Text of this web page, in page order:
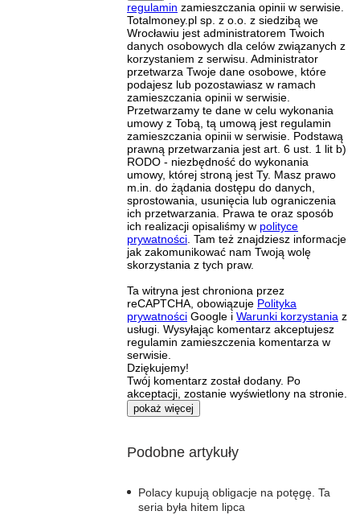
regulamin zamieszczania opinii w serwisie.
Totalmoney.pl sp. z o.o. z siedzibą we
Wrocławiu jest administratorem Twoich
danych osobowych dla celów związanych z
korzystaniem z serwisu. Administrator
przetwarza Twoje dane osobowe, które
podajesz lub pozostawiasz w ramach
zamieszczania opinii w serwisie.
Przetwarzamy te dane w celu wykonania
umowy z Tobą, tą umową jest regulamin
zamieszczania opinii w serwisie. Podstawą
prawną przetwarzania jest art. 6 ust. 1 lit b)
RODO - niezbędność do wykonania
umowy, której stroną jest Ty. Masz prawo
m.in. do żądania dostępu do danych,
sprostowania, usunięcia lub ograniczenia
ich przetwarzania. Prawa te oraz sposób
ich realizacji opisaliśmy w polityce
prywatności . Tam też znajdziesz informacje
jak zakomunikować nam Twoją wolę
skorzystania z tych praw.
Ta witryna jest chroniona przez
reCAPTCHA, obowiązuje Polityka
prywatności Google i Warunki korzystania z
usługi. Wysyłając komentarz akceptujesz
regulamin zamieszczenia komentarza w
serwisie.
Dziękujemy!
Twój komentarz został dodany. Po
akceptacji, zostanie wyświetlony na stronie.
pokaż więcej
Podobne artykuły
Polacy kupują obligacje na potęgę. Ta
seria była hitem lipca